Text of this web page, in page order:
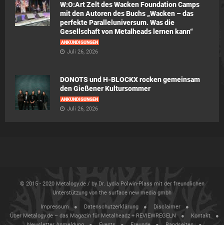
W:O:Art Zelt des Wacken Foundation Camps
mit den Autoren des Buchs „Wacken – das
perfekte Paralleluniversum. Was die
Gesellschaft von Metalheads lernen kann“
ANKÜNDIGUNGEN
Juli 26, 2026
DONOTS und H-BLOCKX rocken gemeinsam
den Gießener Kultursommer
ANKÜNDIGUNGEN
Juli 26, 2026
© 2015 - 2020 Metalogy.de / by Dr. Lydia Polwin-Plass mit der freundlichen
Unterstützung von the surface new media gmbh
Impressum Datenschutzerklärung
Disclaimer
Über Metalogy.de – das Magazin für Metalheadz + REVIEWREGELN
Kontakt